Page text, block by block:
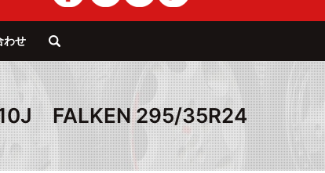
わせ
search
FALKEN 295/35R24